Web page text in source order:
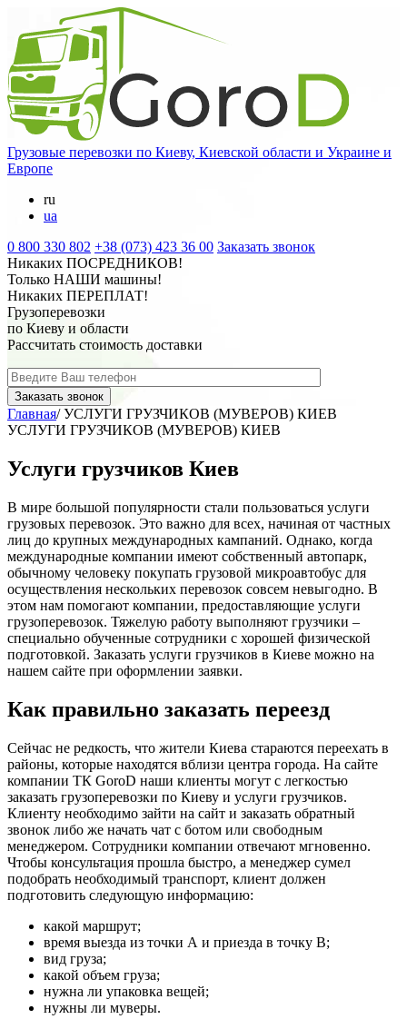
Грузовые перевозки по Киеву, Киевской области и Украине и
Европе
ru
ua
0 800 330 802 +38 (073) 423 36 00 Заказать звонок
Никаких ПОСРЕДНИКОВ!
Только НАШИ машины!
Никаких ПЕРЕПЛАТ!
Грузоперевозки
по Киеву и области
Рассчитать стоимость доставки
Главная/ УСЛУГИ ГРУЗЧИКОВ (МУВЕРОВ) КИЕВ
УСЛУГИ ГРУЗЧИКОВ (МУВЕРОВ) КИЕВ
Услуги грузчиков Киев
В мире большой популярности стали пользоваться услуги
грузовых перевозок. Это важно для всех, начиная от частных
лиц до крупных международных кампаний. Однако, когда
международные компании имеют собственный автопарк,
обычному человеку покупать грузовой микроавтобус для
осуществления нескольких перевозок совсем невыгодно. В
этом нам помогают компании, предоставляющие услуги
грузоперевозок. Тяжелую работу выполняют грузчики –
специально обученные сотрудники с хорошей физической
подготовкой. Заказать услуги грузчиков в Киеве можно на
нашем сайте при оформлении заявки.
Как правильно заказать переезд
Сейчас не редкость, что жители Киева стараются переехать в
районы, которые находятся вблизи центра города. На сайте
компании ТК GoroD наши клиенты могут с легкостью
заказать грузоперевозки по Киеву и услуги грузчиков.
Клиенту необходимо зайти на сайт и заказать обратный
звонок либо же начать чат с ботом или свободным
менеджером. Сотрудники компании отвечают мгновенно.
Чтобы консультация прошла быстро, а менеджер сумел
подобрать необходимый транспорт, клиент должен
подготовить следующую информацию:
какой маршрут;
время выезда из точки А и приезда в точку В;
вид груза;
какой объем груза;
нужна ли упаковка вещей;
нужны ли муверы.